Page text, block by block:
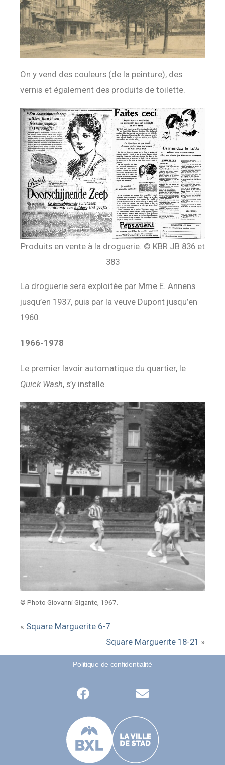
On y vend des couleurs (de la peinture), des
vernis et également des produits de toilette.
Produits en vente à la droguerie. © KBR JB 836 et
383
La droguerie sera exploitée par Mme E. Annens
jusqu’en 1937, puis par la veuve Dupont jusqu’en
1960.
1966-1978
Le premier lavoir automatique du quartier, le
Quick Wash, s’y installe.
© Photo Giovanni Gigante, 1967.
« Square Marguerite 6-7
Square Marguerite 18-21 »
Politique de confidentialité